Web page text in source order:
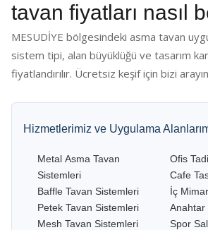
tavan fiyatları nasıl
MESUDİYE bölgesindeki asma tavan
sistem tipi, alan büyüklüğü ve tasarım
fiyatlandırılır. Ücretsiz keşif için bizi
Hizmetlerimiz ve Uygulama
Metal Asma Tavan
Sistemleri
Baffle Tavan Sistemleri
Petek Tavan Sistemleri
Mesh Tavan Sistemleri
Ofis
Cafe
İç
Anahtar
Spor